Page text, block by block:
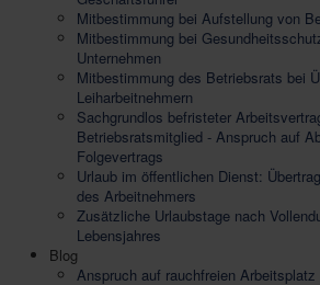
Mitbestimmung bei Aufstellung von
Mitbestimmung bei
Unternehmen
Mitbestimmung des Betriebsrats bei
Leiharbeitnehmern
Sachgrundlos befristeter
Betriebsratsmitglied - Anspruch auf
Folgevertrags
Urlaub im öffentlichen Dienst:
des Arbeitnehmers
Zusätzliche Urlaubstage nach
Lebensjahres
Blog
Anspruch auf rauchfreien